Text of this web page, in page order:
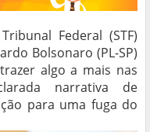
Federal (STF)
Bolsonaro (PL-SP)
algo a mais nas
narrativa de
para uma fuga do